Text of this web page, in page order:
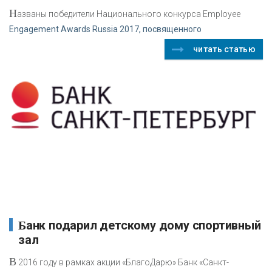
Названы победители Национального конкурса Employee
Engagement Awards Russia 2017, посвященного
читать статью
Банк подарил детскому дому спортивный
зал
В 2016 году в рамках акции «БлагоДарю» Банк «Санкт-